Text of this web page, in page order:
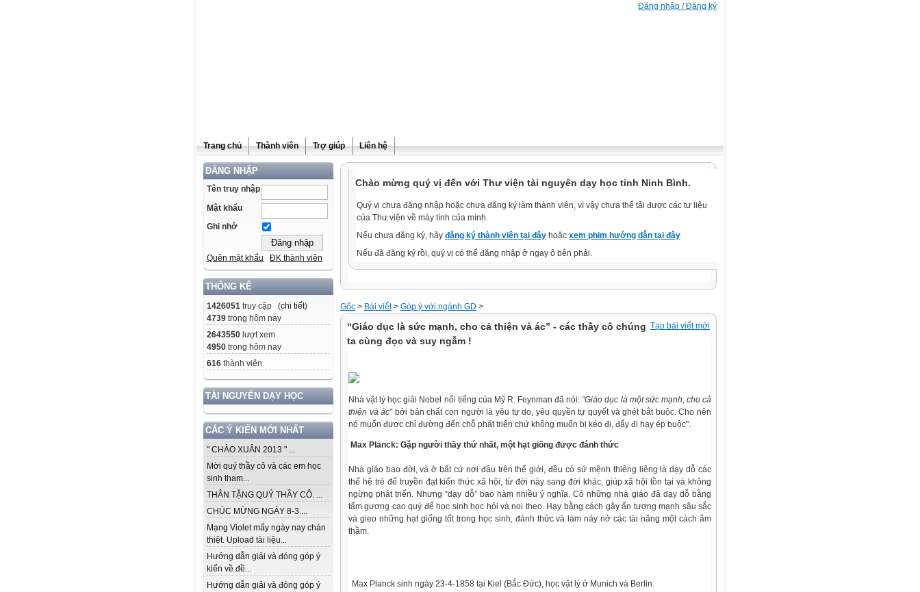
Đăng nhập / Đăng ký
Trang chủ Thành viên Trợ giúp Liên hệ
ĐĂNG NHẬP
Tên truy nhập
Mật khẩu
Ghi nhớ
Quên mật khẩu ĐK thành viên
THỐNG KÊ
1426051 truy cập (chi tiết)
4739 trong hôm nay
2643550 lượt xem
4950 trong hôm nay
616 thành viên
TÀI NGUYÊN DẠY HỌC
CÁC Ý KIẾN MỚI NHẤT
" CHÀO XUÂN 2013 " ...
Mời quý thầy cô và các em học
sinh tham...
THÂN TẶNG QUÝ THẦY CÔ. ...
CHÚC MỪNG NGÀY 8-3....
Mạng Violet mấy ngày nay chán
thiệt. Upload tài liệu...
Hướng dẫn giải và đóng góp ý
kiến về đề...
Hướng dẫn giải và đóng góp ý
Chào mừng quý vị đến với Thư viện tài nguyên dạy học tỉnh Ninh Bình.
Quý vị chưa đăng nhập hoặc chưa đăng ký làm thành viên, vì vậy chưa thể tải được các tư liệu
của Thư viện về máy tính của mình.
Nếu chưa đăng ký, hãy đăng ký thành viên tại đây hoặc xem phim hướng dẫn tại đây
Nếu đã đăng ký rồi, quý vị có thể đăng nhập ở ngay ô bên phải.
Gốc > Bài viết> Góp ý với ngành GD >
Tạo bài viết mới
“Giáo dục là sức mạnh, cho cả thiện và ác” - các thầy cô chúng
ta cùng đọc và suy ngẫm !
Nhà vật lý học giải Nobel nổi tiếng của Mỹ R. Feynman đã nói: “Giáo dục là một sức mạnh, cho cả
thiện và ác”bởi bản chất con người là yêu tự do, yêu quyền tự quyết và ghét bắt buộc. Cho nên
nó muốn được chỉ đường đến chỗ phát triển chứ không muốn bị kéo đi, đẩy đi hay ép buộc".
Max Planck: Gặp người thầy thứ nhất, một hạt giống được đánh thức
Nhà giáo bao đời, và ở bất cứ nơi đâu trên thế giới, đều có sứ mệnh thiêng liêng là dạy dỗ các
thế hệ trẻ để truyền đạt kiến thức xã hội, từ đời này sang đời khác, giúp xã hội tồn tại và không
ngừng phát triển. Nhưng “dạy dỗ” bao hàm nhiều ý nghĩa. Có những nhà giáo đã dạy dỗ bằng
tấm gương cao quý để học sinh học hỏi và noi theo. Hay bằng cách gây ấn tượng mạnh sâu sắc
và gieo những hạt giống tốt trong học sinh, đánh thức và làm nảy nở các tài năng một cách âm
thầm.
Max Planck sinh ngày 23-4-1858 tại Kiel (Bắc Đức), học vật lý ở Munich và Berlin.